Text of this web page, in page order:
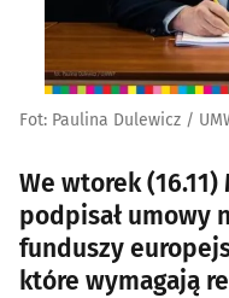
Fot: Paulina Dulewicz /
We wtorek
podpisał umowy
funduszy
które wymagają